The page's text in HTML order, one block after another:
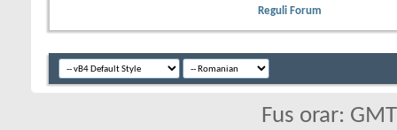
Reguli Forum
Fus orar: